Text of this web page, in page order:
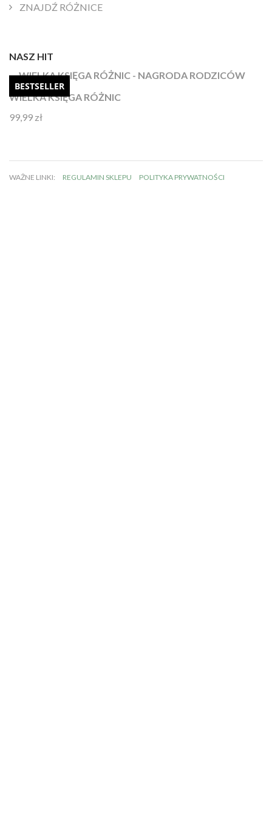
ZNAJDŹ RÓŻNICE
NASZ HIT
BESTSELLER
WIELKA KSIĘGA RÓŻNIC
Oceniono
99,99 zł
WAŻNE LINKI: REGULAMIN SKLEPU POLITYKA PRYWATNOŚCI